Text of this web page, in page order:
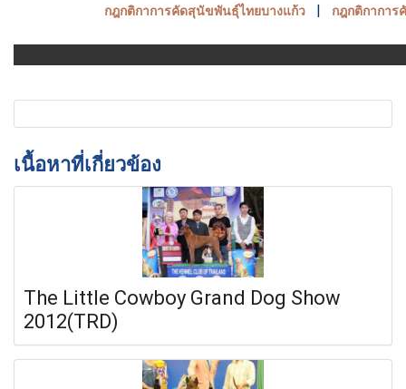
กฎกติกาการคัดสุนัขพันธุ์ไทยบางแก้ว | กฎกติกากา
เนื้อหาที่เกี่ยวข้อง
The Little Cowboy Grand Dog Show
2012(TRD)